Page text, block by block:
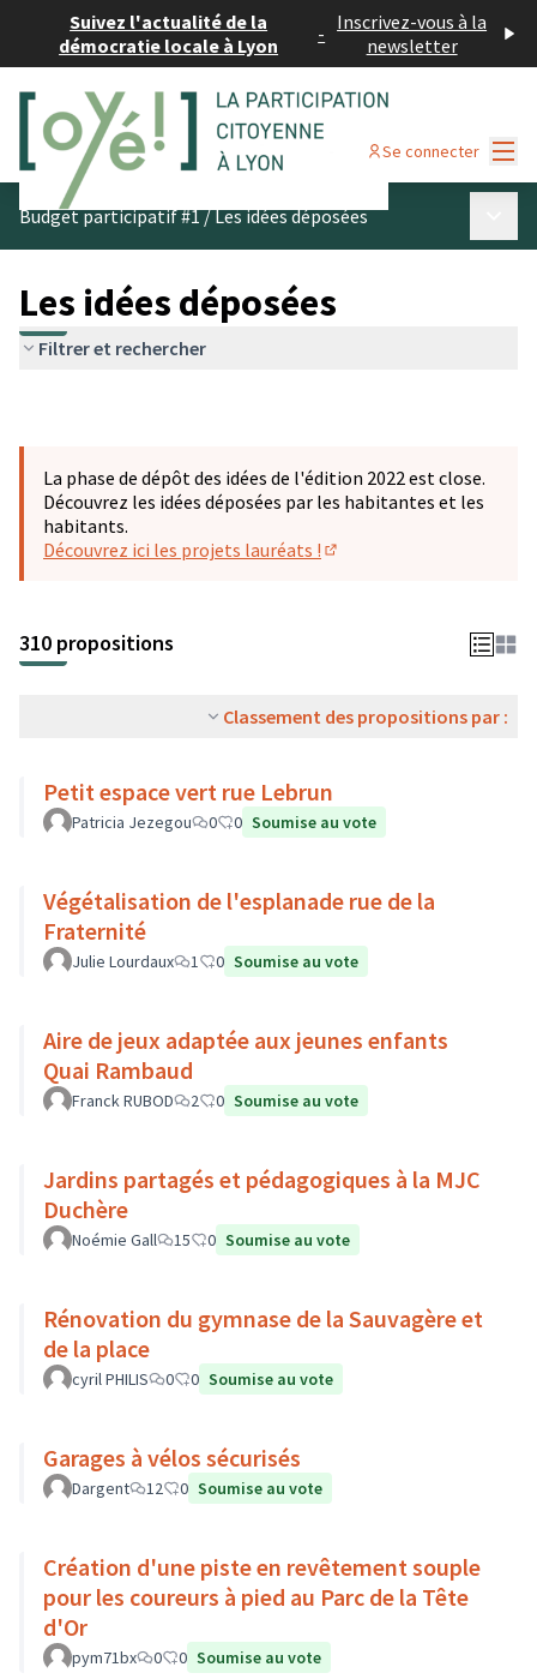
Suivez l'actualité de la
démocratie locale à Lyon
- Inscrivez-vous à la
newsletter
Se connecter
Budget participatif #1/Les idées déposées
Les idées déposées
Filtrer et rechercher
La phase de dépôt des idées de l'édition 2022 est close.
Découvrez les idées déposées par les habitantes et les
habitants.
Découvrez ici les projets lauréats !
310 propositions
Classement des propositions par :
Petit espace vert rue Lebrun
Patricia Jezegou 0 0 Soumise au vote
Végétalisation de l'esplanade rue de la
Fraternité
Julie Lourdaux 1 0 Soumise au vote
Aire de jeux adaptée aux jeunes enfants
Quai Rambaud
Franck RUBOD 2 0 Soumise au vote
Jardins partagés et pédagogiques à la MJC
Duchère
Noémie Gall 15 0 Soumise au vote
Rénovation du gymnase de la Sauvagère et
de la place
cyril PHILIS 0 0 Soumise au vote
Garages à vélos sécurisés
Dargent 12 0 Soumise au vote
Création d'une piste en revêtement souple
pour les coureurs à pied au Parc de la Tête
d'Or
pym71bx 0 0 Soumise au vote